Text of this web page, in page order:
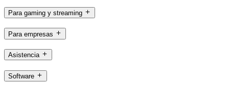
Para gaming y streaming
Para empresas
Asistencia
Software